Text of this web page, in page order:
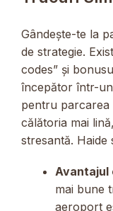
Gândește-te la
de strategie.
codes” și
începător într-
pentru
călătoria mai
stresantă. Haide
Avantajul
mai bune
aeroport